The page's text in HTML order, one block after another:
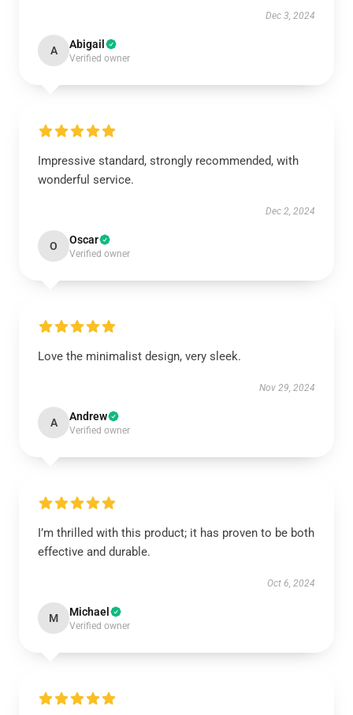
Dec 3, 2024
A Abigail
Verified owner
Impressive standard, strongly recommended, with
wonderful service.
Dec 2, 2024
O Oscar
Verified owner
Love the minimalist design, very sleek.
Nov 29, 2024
A Andrew
Verified owner
I’m thrilled with this product; it has proven to be both
effective and durable.
Oct 6, 2024
M Michael
Verified owner